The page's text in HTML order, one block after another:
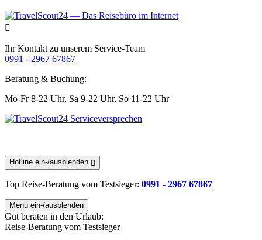
Ihr Kontakt zu unserem Service-Team
0991 - 2967 67867
Beratung & Buchung:
Mo-Fr 8-22 Uhr, Sa 9-22 Uhr, So 11-22 Uhr
Hotline ein-/ausblenden
Top Reise-Beratung vom Testsieger: 0991 - 2967 67867
Menü ein-/ausblenden
Gut beraten in den Urlaub:
Reise-Beratung vom Testsieger